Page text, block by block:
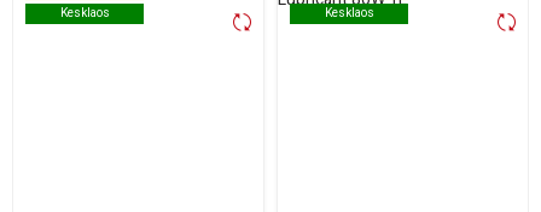
Kesklaos
Kesklaos
Kesklaos
Kesklaos